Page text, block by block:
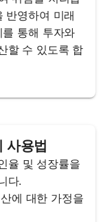
반영하여 미래
통해 투자와
할 수 있도록 합
사용법
율 및 성장률을
다.
에 대한 가정을